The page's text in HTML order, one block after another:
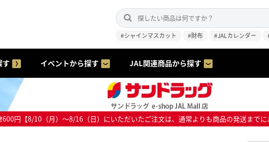
#シャインマスカット #財布 #JALカレンダー
す イベントから探す JAL関連商品から探す
円【8/10（月）～8/16（日）にいただいたご注文は、通常よりも商品の発送まで